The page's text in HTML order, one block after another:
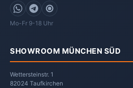
WhatsApp
Telegram
Signal
Mo-Fr 9-18 Uhr
SHOWROOM MÜNCHEN SÜD
Wettersteinstr. 1
82024 Taufkirchen